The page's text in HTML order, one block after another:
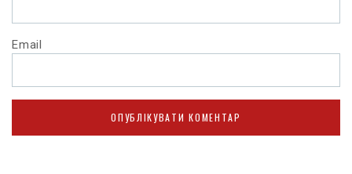
Email